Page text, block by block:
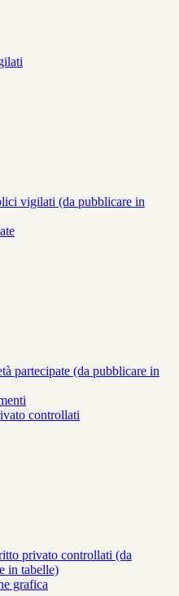
vigilati (da pubblicare in
partecipate (da pubblicare in
controllati
privato controllati (da
in tabelle)
grafica